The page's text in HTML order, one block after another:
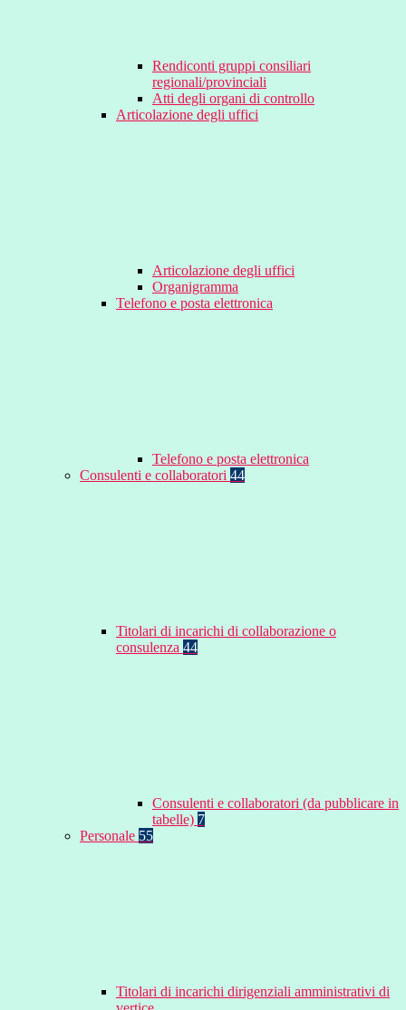
Rendiconti gruppi consiliari
regionali/provinciali
Atti degli organi di controllo
Articolazione degli uffici
Articolazione degli uffici
Organigramma
Telefono e posta elettronica
Telefono e posta elettronica
Consulenti e collaboratori 44
Titolari di incarichi di collaborazione o
consulenza 44
Consulenti e collaboratori (da pubblicare in
tabelle) 7
Personale 55
Titolari di incarichi dirigenziali amministrativi di